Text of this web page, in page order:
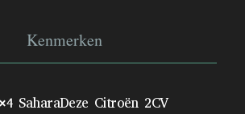
Kenmerken
SaharaDeze Citroën 2CV